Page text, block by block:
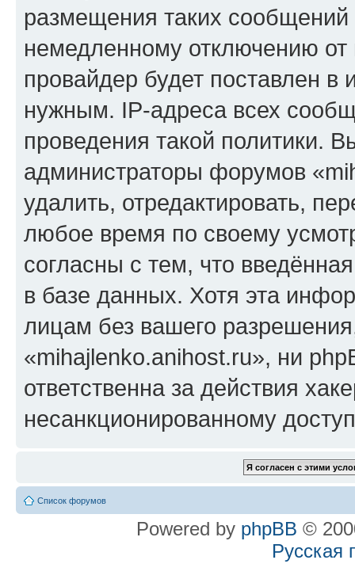
размещения таких
немедленному отключению
провайдер будет поставлен в
нужным. IP-адреса всех
проведения такой политики.
администраторы форумов
удалить, отредактировать,
любое время по своему
согласны с тем, что
в базе данных. Хотя эта
лицам без вашего
«mihajlenko.anihost.ru», ни
ответственна за действия
несанкционированному
Список форумов
Powered by phpBB ©
Русская